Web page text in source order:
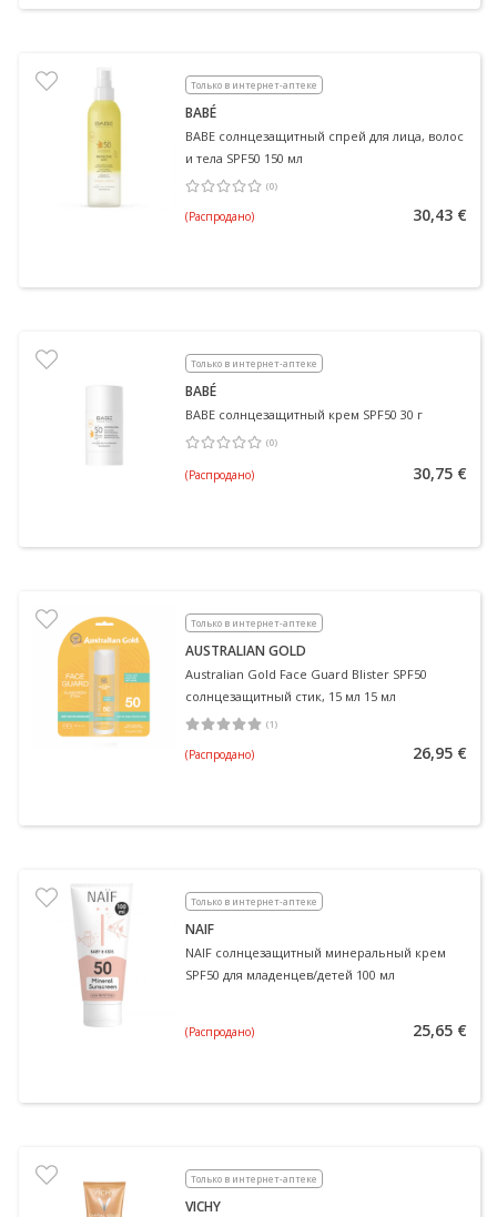
Только в интернет-аптеке
BABÉ
BABE солнцезащитный спрей для лица, волос
и тела SPF50 150 мл
(0)
Средняя оценка 0.00
(Распродано) 30,43 €
Только в интернет-аптеке
BABÉ
BABE солнцезащитный крем SPF50 30 г
(0)
Средняя оценка 0.00
(Распродано) 30,75 €
Только в интернет-аптеке
AUSTRALIAN GOLD
Australian Gold Face Guard Blister SPF50
солнцезащитный стик, 15 мл 15 мл
(1)
Средняя оценка 5.00
(Распродано) 26,95 €
Только в интернет-аптеке
NAIF
NAIF солнцезащитный минеральный крем
SPF50 для младенцев/детей 100 мл
(Распродано) 25,65 €
Только в интернет-аптеке
VICHY